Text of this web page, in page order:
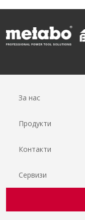
За нас
Продукти
Контакти
Сервизи